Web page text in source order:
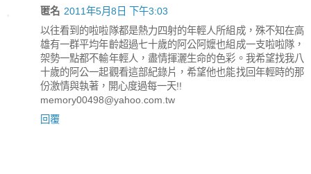
匿名 2011年5月8日 下午3:03
以往看到的啦啦隊都是熱力四射的年輕人所組成，殊不知在高
雄有一群平均年齡超過七十歲的阿公阿嬤也組成一支啦啦隊，
架勢一點都不輸年輕人，盡情揮灑生命的色彩。我希望找我八
十歲的阿公一起觀看這部紀錄片，希望他也能找回年輕時的那
份激情與執著，開心度過每一天!!
memory00498@yahoo.com.tw
回覆